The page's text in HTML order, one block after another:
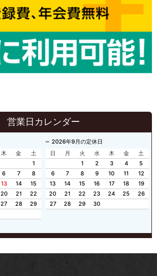
営業日カレンダー
木 金
土
1
6 7
8
13 14
15
20 21
22
27 28
29
2026年9月の定休日
日
月 火 水 木 金
土
1
2 3 4
5
6
7 8 9 10 11
12
13
14 15 16 17 18
19
20
21 22 23 24 25
26
27
28 29 30